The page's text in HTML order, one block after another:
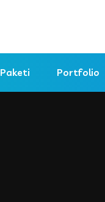
Paketi Portfolio